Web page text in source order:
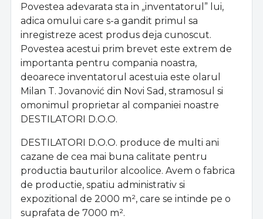
Povestea adevarata sta in „inventatorul” lui,
adica omului care s-a gandit primul sa
inregistreze acest produs deja cunoscut.
Povestea acestui prim brevet este extrem de
importanta pentru compania noastra,
deoarece inventatorul acestuia este olarul
Milan T. Jovanović din Novi Sad, stramosul si
omonimul proprietar al companiei noastre
DESTILATORI D.O.O.
DESTILATORI D.O.O. produce de multi ani
cazane de cea mai buna calitate pentru
productia bauturilor alcoolice. Avem o fabrica
de productie, spatiu administrativ si
expozitional de 2000 m², care se intinde pe o
suprafata de 7000 m².